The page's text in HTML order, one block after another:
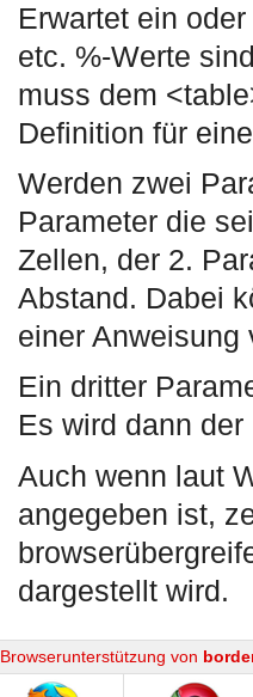
Erwartet ein
etc. %-Werte
muss dem
Definition für
Werden zwei
Parameter die
Zellen, der 2.
Abstand. Dabei
einer Anweisung
Ein dritter
Es wird dann
Auch wenn laut
angegeben ist,
dargestellt wird.
Browserunterstützung von